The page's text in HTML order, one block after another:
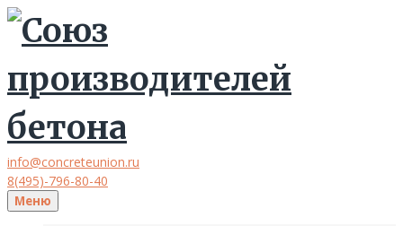
info@concreteunion.ru
8(495)-796-80-40
Меню